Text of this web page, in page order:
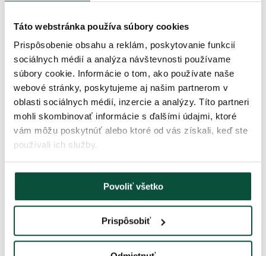
Táto webstránka používa súbory cookies
Prispôsobenie obsahu a reklám, poskytovanie funkcií
sociálnych médií a analýza návštevnosti používame
súbory cookie. Informácie o tom, ako používate naše
webové stránky, poskytujeme aj našim partnerom v
oblasti sociálnych médií, inzercie a analýzy. Títo partneri
mohli skombinovať informácie s ďalšími údajmi, ktoré
vám môžu poskytnúť alebo ktoré od vás získali, keď ste
používali ich služby.
Povoliť všetko
Prispôsobiť
Percentuálny podiel 3D/PVC 83/17
Prevedenie Husté
Typ rozkladania snap tree
Dĺžka špičky
Váha (netto) 14,4
Počet častí 3
Váha (brutto) 17,9